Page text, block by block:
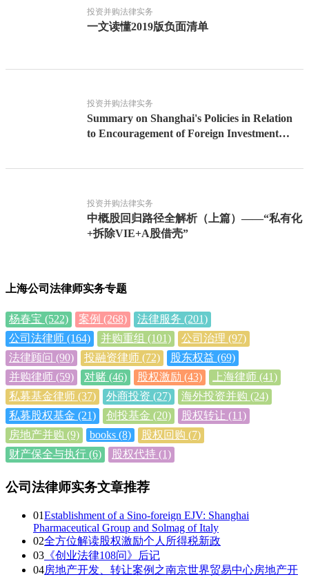
投资并购法律实务
一文读懂2019版负面清单
投资并购法律实务
Summary on Shanghai's Policies in Relation
to Encouragement of Foreign Investment
投资并购法律实务
中概股回归路径全解析（上篇）——“私有化
+拆除VIE+A股借壳”
上海公司法律师实务专题
杨春宝 (522) 案例 (268) 法律服务 (201)
公司法律师 (164) 并购重组 (101) 公司治理 (97)
法律顾问 (90) 投融资律师 (72) 股东权益 (69)
并购律师 (59) 对赌 (46) 股权激励 (43) 上海律师 (41)
私募基金律师 (37) 外商投资 (27) 海外投资并购 (24)
私募股权基金 (21) 创投基金 (20) 股权转让 (11)
房地产并购 (9) books (8) 股权回购 (7)
财产保全与执行 (6) 股权代持 (1)
公司法律师实务文章推荐
01Establishment of a Sino-foreign EJV: Shanghai
Pharmaceutical Group and Solmag of Italy
02全方位解读股权激励个人所得税新政
03 《创业法律108问》后记
04房地产开发、转让案例之南京世界贸易中心房地产开